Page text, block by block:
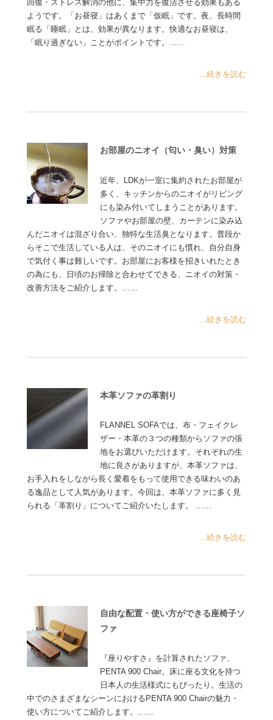
回復・ストレス解消の他に、集中力を復活させる効果もある
ようです。「お昼寝」はあくまで「仮眠」です。夜、長時間
眠る「睡眠」とは、効果が異なります。快適なお昼寝は、
「眠り過ぎない」ことがポイントです。……
...続きを読む
お部屋のニオイ（匂い・臭い）対策
近年、LDKが一室に集約されたお部屋が
多く、キッチンからのニオイがリビング
にも染み付いてしまうことがあります。
ソファやお部屋の壁、カーテンに染み込
んだニオイは混ざり合い、独特な生活臭となります。普段か
らそこで生活している人は、そのニオイにも慣れ、自分自身
で気付く事は難しいです。お部屋にお客様を招きいれたとき
の為にも、日頃のお掃除と合わせてできる、ニオイの対策・
改善方法をご紹介します。……
...続きを読む
本革ソファの革割り
FLANNEL SOFAでは、布・フェイクレ
ザー・本革の３つの種類からソファの張
地をお選びいただけます。それぞれの生
地に良さがありますが、本革ソファは、
お手入れをしながら長く愛着をもって使用できる味わいのあ
る逸品として人気があります。今回は、本革ソファに多く見
られる「革割り」についてご紹介いたします。 ……
...続きを読む
自由な配置・使い方ができる座椅子ソ
ファ
『座りやすさ』を計算されたソファ、
PENTA 900 Chair。床に座る文化を持つ
日本人の生活様式にもぴったり。生活の
中でのさまざまなシーンにおけるPENTA 900 Chairの魅力・
使い方についてご紹介します。……